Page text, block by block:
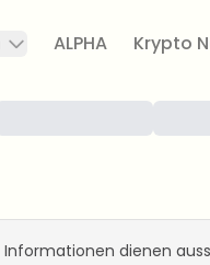
ALPHA Krypto
dienen